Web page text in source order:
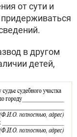
от сути и
в другом
детей,